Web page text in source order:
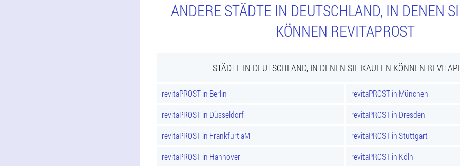
ANDERE STÄDTE IN DEUTSCHLAND, IN DENEN
KÖNNEN REVITAPROST
STÄDTE IN DEUTSCHLAND, IN DENEN SIE KAUFEN KÖNNEN
revitaPROST in Berlin
revitaPROST in München
revitaPROST in Düsseldorf
revitaPROST in Dresden
revitaPROST in Frankfurt aM
revitaPROST in Stuttgart
revitaPROST in Hannover
revitaPROST in Köln